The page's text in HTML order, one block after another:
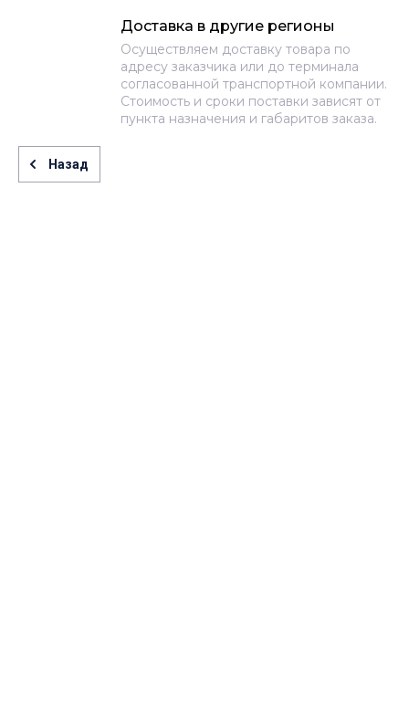
Доставка в другие регионы
Осуществляем доставку товара по
адресу заказчика или до терминала
согласованной транспортной компании.
Стоимость и сроки поставки зависят от
пункта назначения и габаритов заказа.
Назад